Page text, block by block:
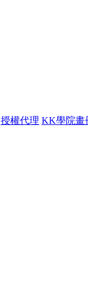
授權代理 KK學院畫